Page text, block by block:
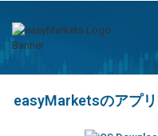
easyMarketsのアプ